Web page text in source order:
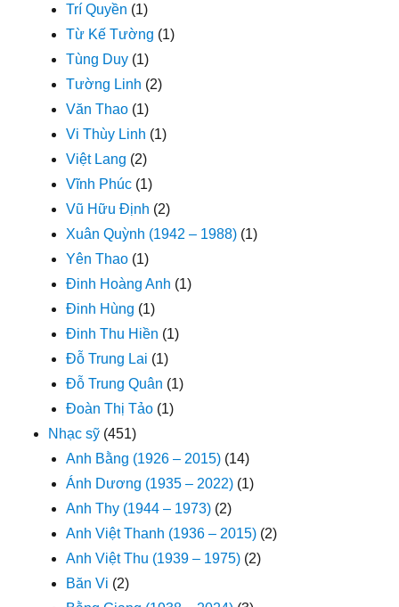
Trí Quyền (1)
Từ Kế Tường (1)
Tùng Duy (1)
Tường Linh (2)
Văn Thao (1)
Vi Thùy Linh (1)
Việt Lang (2)
Vĩnh Phúc (1)
Vũ Hữu Định (2)
Xuân Quỳnh (1942 – 1988) (1)
Yên Thao (1)
Đinh Hoàng Anh (1)
Đinh Hùng (1)
Đinh Thu Hiền (1)
Đỗ Trung Lai (1)
Đỗ Trung Quân (1)
Đoàn Thị Tảo (1)
Nhạc sỹ (451)
Anh Bằng (1926 – 2015) (14)
Ánh Dương (1935 – 2022) (1)
Anh Thy (1944 – 1973) (2)
Anh Việt Thanh (1936 – 2015) (2)
Anh Việt Thu (1939 – 1975) (2)
Băn Vi (2)